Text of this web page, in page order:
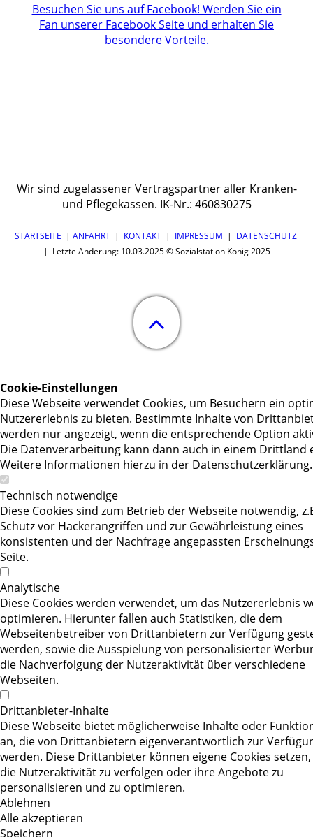
Besuchen Sie uns auf Facebook! Werden Sie ein
Fan unserer Facebook Seite und erhalten Sie
besondere Vorteile.
Wir sind zugelassener Vertragspartner aller Kranken-
und Pflegekassen. IK-Nr.: 460830275
STARTSEITE | ANFAHRT| KONTAKT| IMPRESSUM | DATENSCHUTZ
| Letzte Änderung: 10.03.2025 © Sozialstation König 2025
Cookie-Einstellungen
Diese Webseite verwendet Cookies, um Besuchern ein
Nutzererlebnis zu bieten. Bestimmte Inhalte von
werden nur angezeigt, wenn die entsprechende Option
Die Datenverarbeitung kann dann auch in einem Drittland
Weitere Informationen hierzu in der Datenschutzerklärung.
Technisch notwendige
Diese Cookies sind zum Betrieb der Webseite notwendig,
Schutz vor Hackerangriffen und zur Gewährleistung eines
konsistenten und der Nachfrage angepassten
Seite.
Analytische
Diese Cookies werden verwendet, um das Nutzererlebnis
optimieren. Hierunter fallen auch Statistiken, die dem
Webseitenbetreiber von Drittanbietern zur Verfügung
werden, sowie die Ausspielung von personalisierter
die Nachverfolgung der Nutzeraktivität über verschiedene
Webseiten.
Drittanbieter-Inhalte
Diese Webseite bietet möglicherweise Inhalte oder
an, die von Drittanbietern eigenverantwortlich zur
werden. Diese Drittanbieter können eigene Cookies setzen,
die Nutzeraktivität zu verfolgen oder ihre Angebote zu
personalisieren und zu optimieren.
Ablehnen
Alle akzeptieren
Speichern